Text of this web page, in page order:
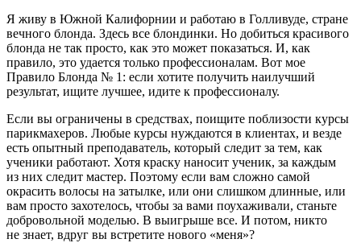
Я живу в Южной Калифорнии и работаю в Голливуде, стране
вечного блонда. Здесь все блондинки. Но добиться красивого
блонда не так просто, как это может показаться. И, как
правило, это удается только профессионалам. Вот мое
Правило Блонда № 1: если хотите получить наилучший
результат, ищите лучшее, идите к профессионалу.
Если вы ограничены в средствах, поищите поблизости курсы
парикмахеров. Любые курсы нуждаются в клиентах, и везде
есть опытный преподаватель, который следит за тем, как
ученики работают. Хотя краску наносит ученик, за каждым
из них следит мастер. Поэтому если вам сложно самой
окрасить волосы на затылке, или они слишком длинные, или
вам просто захотелось, чтобы за вами поухаживали, станьте
добровольной моделью. В выигрыше все. И потом, никто
не знает, вдруг вы встретите нового «меня»?